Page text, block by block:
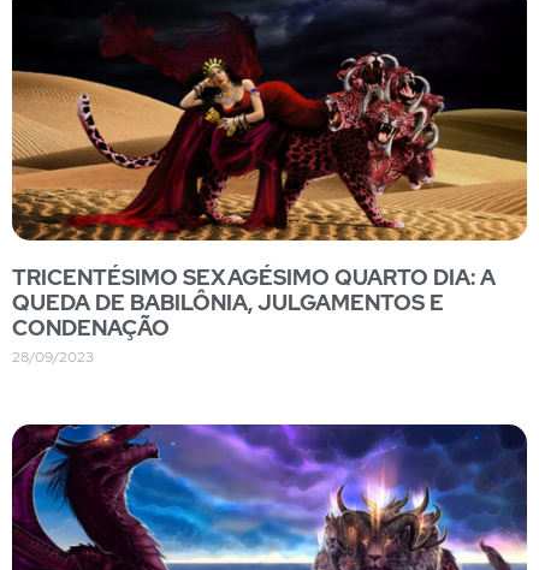
TRICENTÉSIMO SEXAGÉSIMO QUARTO DIA: A
QUEDA DE BABILÔNIA, JULGAMENTOS E
CONDENAÇÃO
28/09/2023